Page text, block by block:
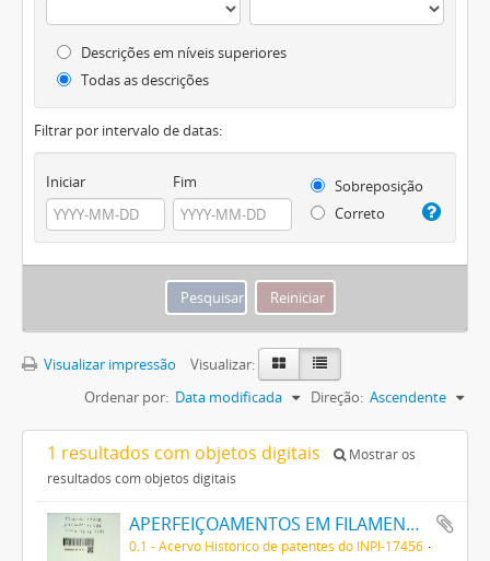
Descrições em níveis superiores
Todas as descrições
Filtrar por intervalo de datas:
Iniciar Fim
Sobreposição
Correto
Visualizar impressão
Visualizar:
Ordenar por: Data modificada Direção: Ascendente
1 resultados com objetos digitais
Mostrar os
resultados com objetos digitais
APERFEIÇOAMENTOS EM FILAMENTOS PARA LAMPADAS DE INCANDESCENCIA E SEMELHANTES
0.1 - Acervo Histórico de patentes do INPI-17456